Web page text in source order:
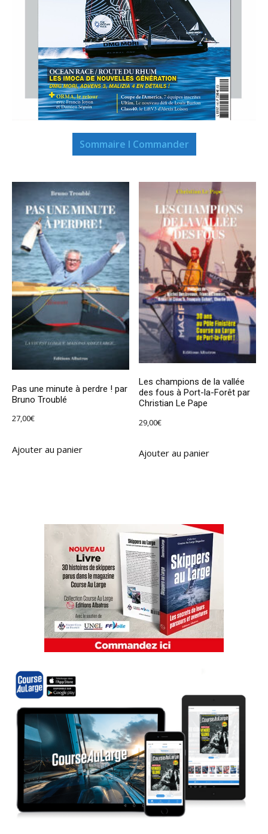
Sommaire I Commander
Pas une minute à perdre ! par
Bruno Troublé
27,00€
Ajouter au panier
Les champions de la vallée
des fous à Port-la-Forêt par
Christian Le Pape
29,00€
Ajouter au panier